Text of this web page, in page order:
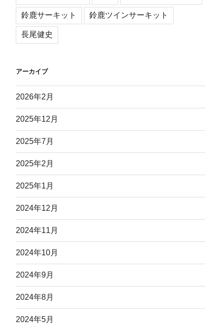
鈴鹿サーキット 鈴鹿ツインサーキット
長尾健史
アーカイブ
2026年2月
2025年12月
2025年7月
2025年2月
2025年1月
2024年12月
2024年11月
2024年10月
2024年9月
2024年8月
2024年5月